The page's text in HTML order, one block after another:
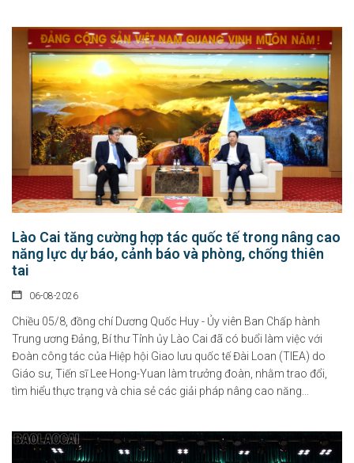
Lào Cai tăng cường hợp tác quốc tế trong nâng cao
năng lực dự báo, cảnh báo và phòng, chống thiên
tai
06-08-2026
Chiều 05/8, đồng chí Dương Quốc Huy - Ủy viên Ban Chấp hành
Trung ương Đảng, Bí thư Tỉnh ủy Lào Cai đã có buổi làm việc với
Đoàn công tác của Hiệp hội Giao lưu quốc tế Đài Loan (TIEA) do
Giáo sư, Tiến sĩ Lee Hong-Yuan làm trưởng đoàn, nhằm trao đổi,
tìm hiểu thực trạng và chia sẻ các giải pháp nâng cao năng...